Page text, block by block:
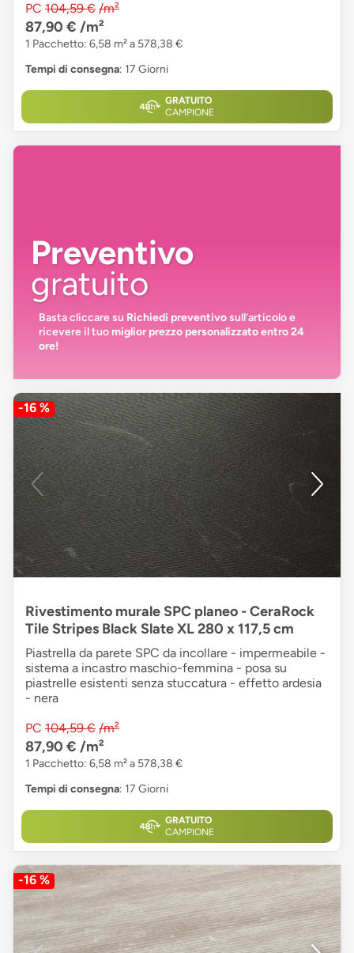
PC 104,59 € /m²
87,90 € /m²
1 Pacchetto: 6,58 m² a 578,38 €
Tempi di consegna: 17 Giorni
GRATUITO
CAMPIONE
Preventivo
gratuito
Basta cliccare su Richiedi preventivosull’articolo e
ricevere il tuomiglior prezzo personalizzato entro 24
ore!
-16 %
Rivestimento murale SPC planeo - CeraRock
Tile Stripes Black Slate XL 280 x 117,5 cm
Piastrella da parete SPC da incollare - impermeabile -
sistema a incastro maschio-femmina - posa su
piastrelle esistenti senza stuccatura - effetto ardesia
- nera
PC 104,59 € /m²
87,90 € /m²
1 Pacchetto: 6,58 m² a 578,38 €
Tempi di consegna: 17 Giorni
GRATUITO
CAMPIONE
-16 %